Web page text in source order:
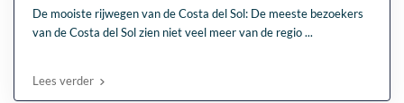
De mooiste rijwegen van de Costa del Sol: De meeste bezoekers
van de Costa del Sol zien niet veel meer van de regio...
Lees verder